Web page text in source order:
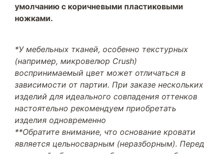
умолчанию с коричневыми пластиковыми
ножками.
*У мебельных тканей, особенно текстурных
(например, микровелюр Crush)
воспринимаемый цвет может отличаться в
зависимости от партии. При заказе нескольких
изделий для идеального совпадения оттенков
настоятельно рекомендуем приобретать
изделия одновременно
**Обратите внимание, что основание кровати
является цельносварным (неразборным). Перед